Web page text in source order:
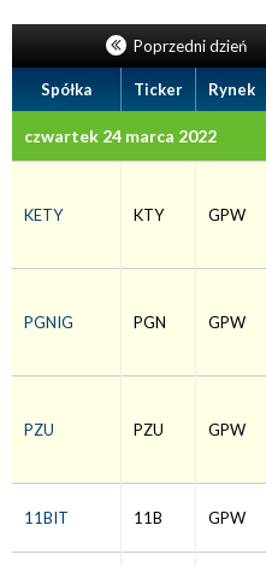
Poprzedni dzień
Spółka Ticker Rynek
czwartek 24 marca 2022
KETY KTY GPW
PGNIG PGN GPW
PZU PZU GPW
11BIT 11B GPW